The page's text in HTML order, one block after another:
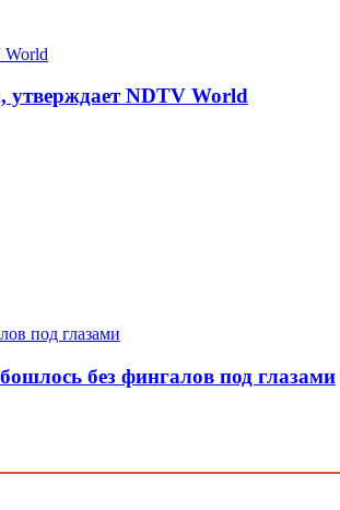
утверждает NDTV World
без фингалов под глазами